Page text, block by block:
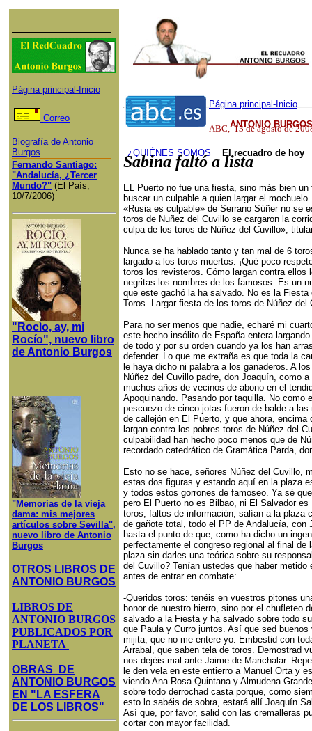
Página principal-Inicio
Correo
Biografía de Antonio
Burgos
Fernando Santiago:
"Andalucía, ¿Tercer
Mundo?" (El País,
10/7/2006)
"Rocìo, ay, mi
Rocío", nuevo libro
de Antonio Burgos
"Memorias de la vieja
dama: mis mejores
artículos sobre Sevilla",
nuevo libro de Antonio
Burgos
OTROS LIBROS DE
ANTONIO BURGOS
LIBROS DE
ANTONIO BURGOS
PUBLICADOS POR
PLANETA
OBRAS DE
ANTONIO BURGOS
EN "LA ESFERA
DE LOS LIBROS"
Página principal-Inicio
ABC,13deagostode 200
¿QUI ÉNES SOMOS El recuadro de hoy
ANTONIO
Sabina faltó a lista
EL Puerto no fue una fiesta, sino más bien
buscar un culpable a quien largar el
«Rusia es culpable» de Serrano Súñer no se
toros de Nuñez del Cuvillo se cargaron la
culpa de los toros de Núñez del Cuvillo»,
Nunca se ha hablado tanto y tan mal de 6
largado a los toros muertos. ¡Qué poco
toros los revisteros. Cómo largan contra ellos
negritas los nombres de los famosos. Es un
que este gachó la ha salvado. No es la
Toros. Largar fiesta de los toros de Núñez
Para no ser menos que nadie, echaré mi
este hecho insólito de España entera
de todo y por su orden cuando ya los han
defender. Lo que me extraña es que toda la
le haya dicho ni palabra a los ganaderos. A
Núñez del Cuvillo padre, don Joaquín, como
muchos años de vecinos de abono en el
Apoquinando. Pasando por taquilla. No
pescuezo de cinco jotas fueron de balde a
de callejón en El Puerto, y que ahora,
largan contra los pobres toros de Núñez del
culpabilidad han hecho poco menos que de
recordado catedrático de Gramática Parda,
Esto no se hace, señores Núñez del Cuvillo,
estas dos figuras y estando aquí en la plaza
y todos estos gorrones de famoseo. Ya sé
pero El Puerto no es Bilbao, ni El Salvador
toros, faltos de información, salían a la plaza
de gañote total, todo el PP de Andalucía, con
hasta el punto de que, como ha dicho un
perfectamente el congreso regional al final
plaza sin darles una teórica sobre su
del Cuvillo? Tenían ustedes que haber
antes de entrar en combate:
-Queridos toros: tenéis en vuestros pitones
honor de nuestro hierro, sino por el chufleteo
salvado a la Fiesta y ha salvado sobre todo
que Paula y Curro juntos. Así que sed
mijita, que no me entere yo. Embestid con
Arrabal, que saben tela de toros. Demostrad
nos dejéis mal ante Jaime de Marichalar.
le den vela en este entierro a Manuel Orta y
viendo Ana Rosa Quintana y Almudena
sobre todo derrochad casta porque, como
esto lo sabéis de sobra, estará allí Joaquín
Así que, por favor, salid con las cremalleras
cortar con mayor facilidad.